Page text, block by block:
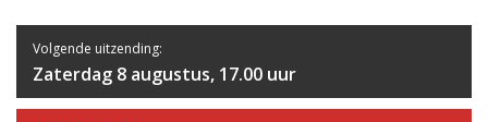
Volgende uitzending:
Zaterdag 8 augustus, 17.00 uur